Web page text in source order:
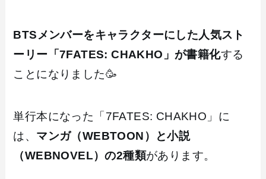
BTSメンバーをキャラクターにした人気スト
ーリー「7FATES: CHAKHO」が書籍化する
ことになりました🥳
単行本になった「7FATES: CHAKHO」に
は、 マンガ（WEBTOON）と小説
（WEBNOVEL）の2種類があります。